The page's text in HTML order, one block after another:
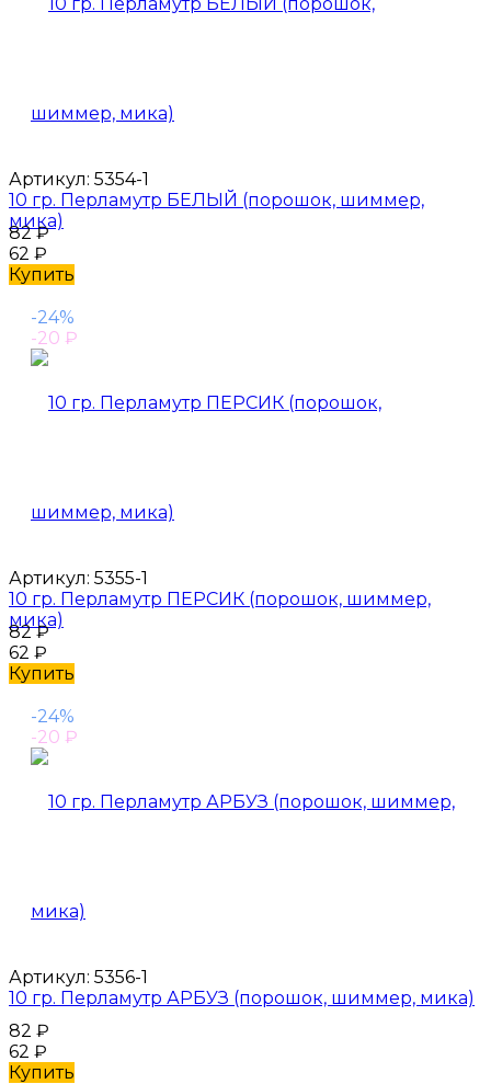
Артикул: 5354-1
10 гр. Перламутр БЕЛЫЙ (порошок, шиммер,
мика)
82₽
62 ₽
Купить
-24%
-20 ₽
Артикул: 5355-1
10 гр. Перламутр ПЕРСИК (порошок, шиммер,
мика)
82₽
62 ₽
Купить
-24%
-20 ₽
Артикул: 5356-1
10 гр. Перламутр АРБУЗ (порошок, шиммер, мика)
82 ₽
62 ₽
Купить